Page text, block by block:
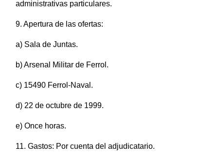
administrativas particulares.
9. Apertura de las ofertas:
a) Sala de Juntas.
b) Arsenal Militar de Ferrol.
c) 15490 Ferrol-Naval.
d) 22 de octubre de 1999.
e) Once horas.
11. Gastos: Por cuenta del adjudicatario.